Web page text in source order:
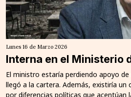
Lunes 16 de Marzo 2026
Interna en el Ministerio
El ministro estaría perdiendo apoyo
llegó a la cartera. Además, existiría un
por diferencias políticas que acentúan